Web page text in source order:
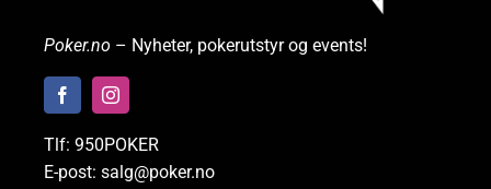
Poker.no – Nyheter, pokerutstyr og events!
Tlf: 950POKER
E-post: salg@poker.no